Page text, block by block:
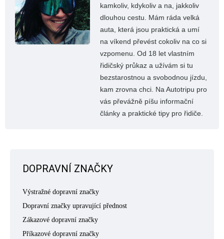
kamkoliv, kdykoliv a na, jakkoliv
dlouhou cestu. Mám ráda velká
auta, která jsou praktická a umí
na víkend převést cokoliv na co si
vzpomenu. Od 18 let vlastním
řidičský průkaz a užívám si tu
bezstarostnou a svobodnou jízdu,
kam zrovna chci. Na Autotripu pro
vás převážně píšu informační
články a praktické tipy pro řidiče.
DOPRAVNÍ ZNAČKY
Výstražné dopravní značky
Dopravní značky upravující přednost
Zákazové dopravní značky
Příkazové dopravní značky